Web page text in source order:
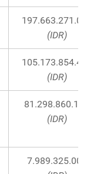
(IDR)
(IDR)
(IDR)
7.989.325.000